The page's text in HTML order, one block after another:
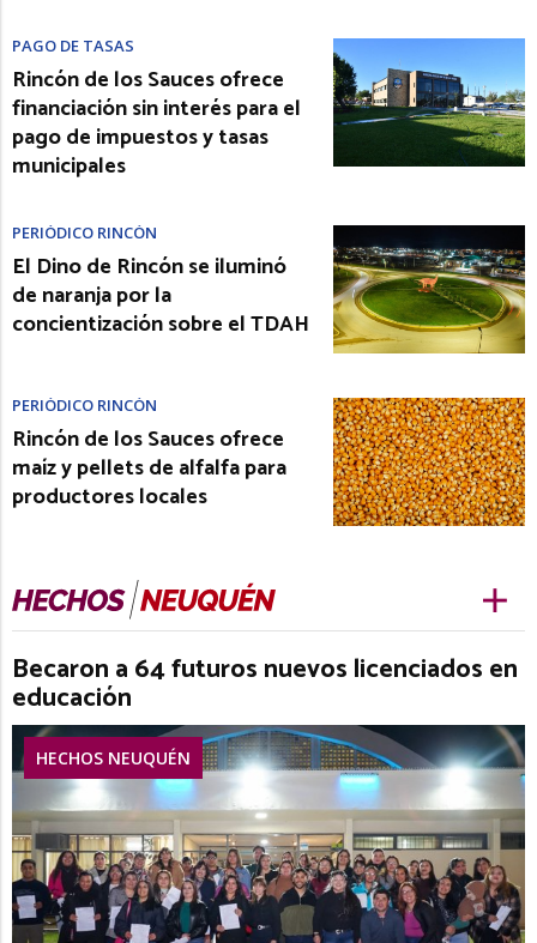
PAGO DE TASAS
Rincón de los Sauces ofrece
financiación sin interés para el
pago de impuestos y tasas
municipales
PERIÓDICO RINCÓN
El Dino de Rincón se iluminó
de naranja por la
concientización sobre el TDAH
PERIÓDICO RINCÓN
Rincón de los Sauces ofrece
maíz y pellets de alfalfa para
productores locales
Becaron a 64 futuros nuevos licenciados en
educación
HECHOS NEUQUÉN